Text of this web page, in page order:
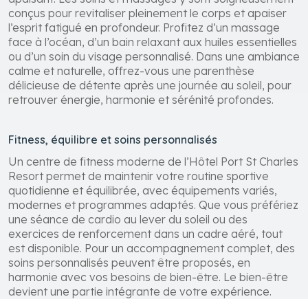
conçus pour revitaliser pleinement le corps et apaiser
l’esprit fatigué en profondeur. Profitez d’un massage
face à l’océan, d’un bain relaxant aux huiles essentielles
ou d’un soin du visage personnalisé. Dans une ambiance
calme et naturelle, offrez-vous une parenthèse
délicieuse de détente après une journée au soleil, pour
retrouver énergie, harmonie et sérénité profondes.
Fitness, équilibre et soins personnalisés
Un centre de fitness moderne de l’Hôtel Port St Charles
Resort permet de maintenir votre routine sportive
quotidienne et équilibrée, avec équipements variés,
modernes et programmes adaptés. Que vous préfériez
une séance de cardio au lever du soleil ou des
exercices de renforcement dans un cadre aéré, tout
est disponible. Pour un accompagnement complet, des
soins personnalisés peuvent être proposés, en
harmonie avec vos besoins de bien-être. Le bien-être
devient une partie intégrante de votre expérience.